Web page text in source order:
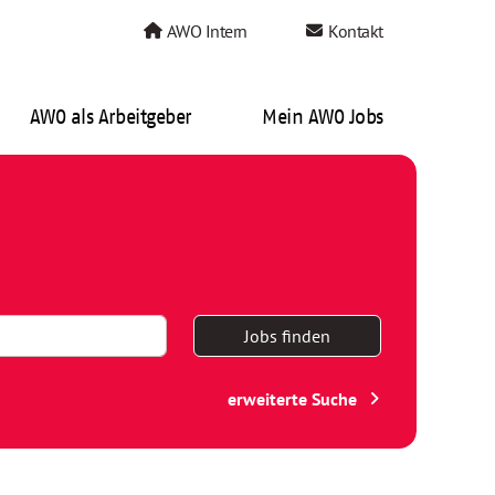
AWO Intern Kontakt
AWO als Arbeitgeber Mein AWO Jobs
Jobs finden
erweiterte Suche